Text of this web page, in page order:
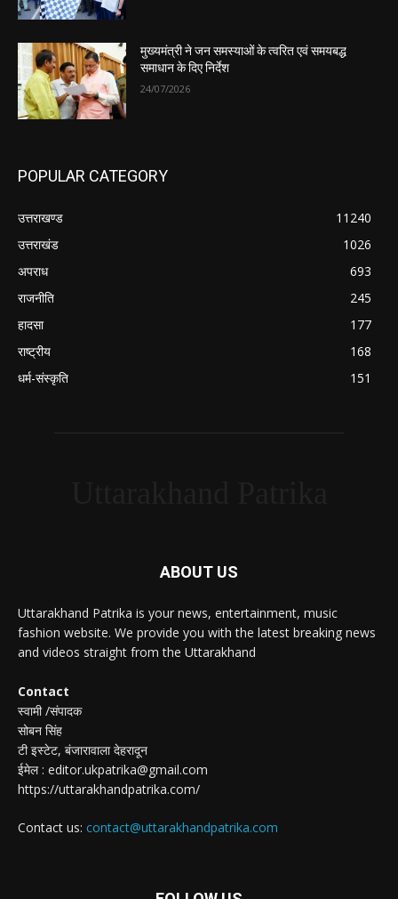
मुख्यमंत्री ने जन समस्याओं के त्वरित एवं समयबद्ध
समाधान के दिए निर्देश
24/07/2026
POPULAR CATEGORY
उत्तराखण्ड
11240
उत्तराखंड
1026
अपराध
693
राजनीति
245
हादसा
177
राष्ट्रीय
168
धर्म-संस्कृति
151
ABOUT US
Uttarakhand Patrika is your news, entertainment, music
fashion website. We provide you with the latest breaking news
and videos straight from the Uttarakhand
Contact
स्वामी /संपादक
सोबन सिंह
टी इस्टेट, बंजारावाला देहरादून
ईमेल : editor.ukpatrika@gmail.com
https://uttarakhandpatrika.com/
Contact us: contact@uttarakhandpatrika.com